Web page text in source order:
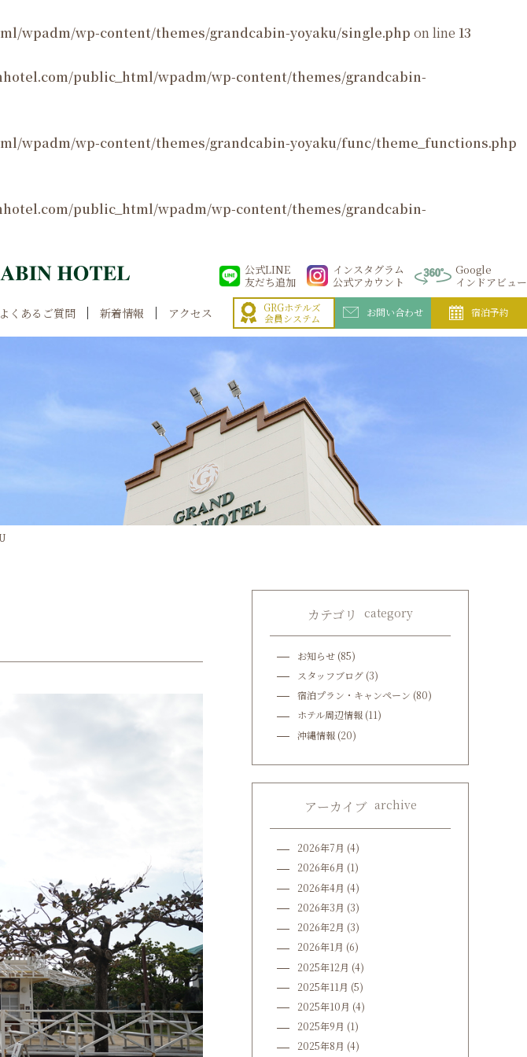
wpadm/wp-content/themes/grandcabin-yoyaku/single.php on line 13
public_html/wpadm/wp-content/themes/grandcabin-
wpadm/wp-content/themes/grandcabin-yoyaku/func/theme_functions.php
public_html/wpadm/wp-content/themes/grandcabin-
Google
インドアビュー
インスタグラム
公式アカウント
公式LINE
友だち追加
よくあるご質問 新着情報 アクセス
GRGホテルズ
会員システム
お問い合わせ 宿泊予約
カテゴリ category
お知らせ (85)
スタッフブログ (3)
宿泊プラン・キャンペーン (80)
ホテル周辺情報 (11)
沖縄情報 (20)
アーカイブ archive
2026年7月 (4)
2026年6月 (1)
2026年4月 (4)
2026年3月 (3)
2026年2月 (3)
2026年1月 (6)
2025年12月 (4)
2025年11月 (5)
2025年10月 (4)
2025年9月 (1)
2025年8月 (4)